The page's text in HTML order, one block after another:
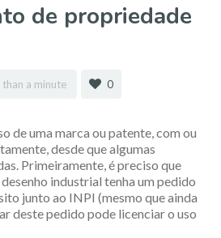
de propriedade
than a minute 0
de uma marca ou patente, com ou
desde que algumas
Primeiramente, é preciso que
industrial tenha um pedido
junto ao INPI (mesmo que ainda
deste pedido pode licenciar o uso